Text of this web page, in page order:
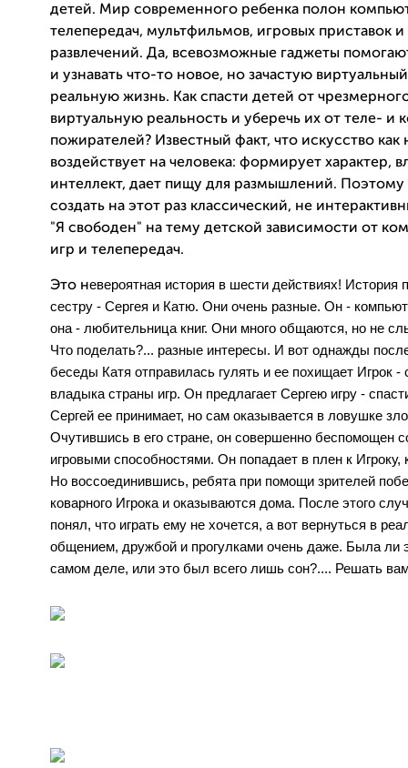
детей. Мир современного ребенка полон
телепередач, мультфильмов, игровых приставок и
развлечений. Да, всевозможные гаджеты
и узнавать что-то новое, но зачастую
реальную жизнь. Как спасти детей от
виртуальную реальность и уберечь их от теле- и
пожирателей? Известный факт, что искусство как
воздействует на человека: формирует характер,
интеллект, дает пищу для размышлений.
создать на этот раз классический, не
"Я свободен" на тему детской зависимости от
игр и телепередач.
Это невероятная история в шести действиях! История
сестру - Сергея и Катю. Они очень разные. Он -
она - любительница книг. Они много общаются, но не
Что поделать?... разные интересы. И вот однажды
беседы Катя отправилась гулять и ее похищает Игрок
владыка страны игр. Он предлагает Сергею игру -
Сергей ее принимает, но сам оказывается в ловушке
Очутившись в его стране, он совершенно беспомощен
игровыми способностями. Он попадает в плен к Игроку,
Но воссоединившись, ребята при помощи зрителей
коварного Игрока и оказываются дома. После этого
понял, что играть ему не хочется, а вот вернуться в
общением, дружбой и прогулками очень даже. Была ли
самом деле, или это был всего лишь сон?.... Решать